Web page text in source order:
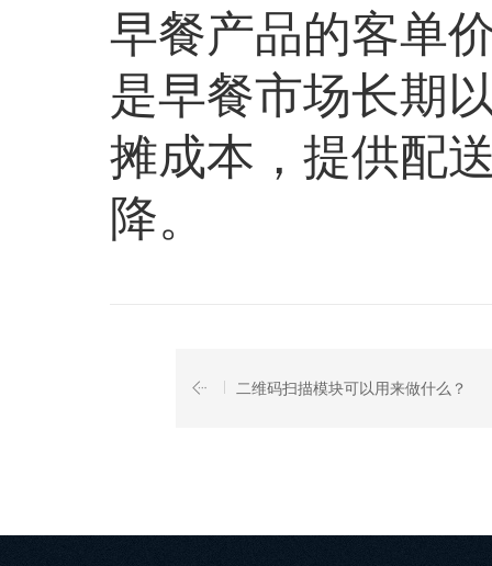
早餐产品的客单
是早餐市场长期
摊成本，提供配
降。
二维码扫描模块可以用来做什么？